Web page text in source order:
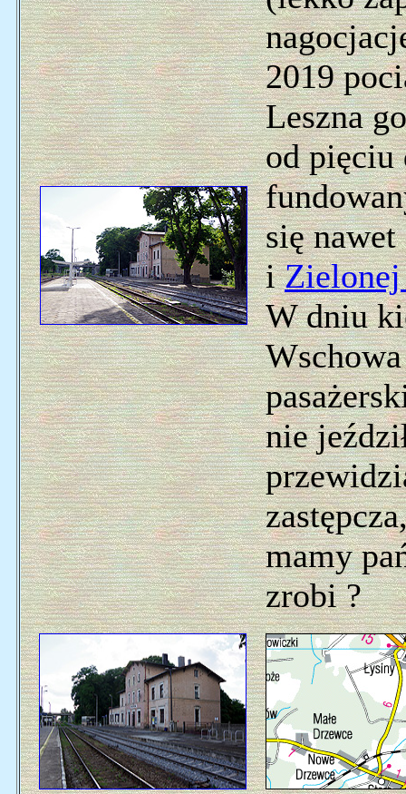
2019
Leszna
od pięciu
się
i
W dniu
nie
mamy
zrobi ?